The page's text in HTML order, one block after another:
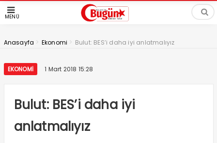
MENÜ
Anasayfa > Ekonomi > Bulut: BES’i daha iyi anlatmalıyız
EKONOMI 1 Mart 2018 15:28
Bulut: BES’i daha iyi
anlatmalıyız